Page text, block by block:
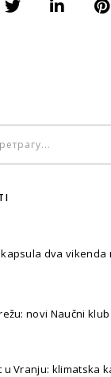
dva vikenda
novi Naučni
u Vranju: klimatska